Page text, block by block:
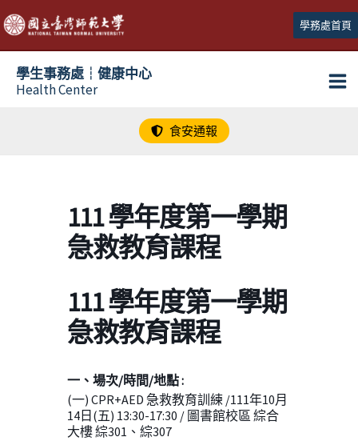
跳
至
主
學務處首頁
學生事務處┆健康中心
Health Center
食安通報
111 學年度第一學期
急救教育課程
111 學年度第一學期
急救教育課程
一、場次/時間/地點:
(一) CPR+AED 急救教育訓練 /111年10月
14日(五) 13:30-17:30 / 圖書館校區 綜合
大樓 綜301、綜307